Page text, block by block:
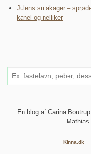
Julens småkager –
kanel og nelliker
En blog af Carina
Kinna.dk